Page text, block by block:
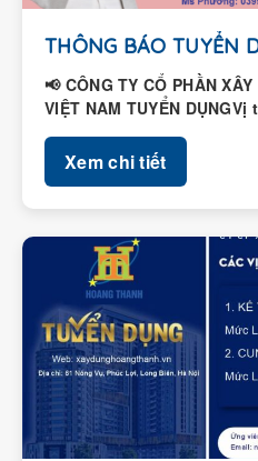
THÔNG BÁO TUYỂN
📢 CÔNG TY CỔ PHẦN
VIỆT NAM TUYỂN
chính – Nhân...
Xem chi tiết